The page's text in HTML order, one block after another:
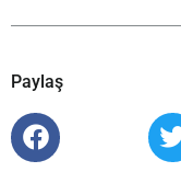
Paylaş